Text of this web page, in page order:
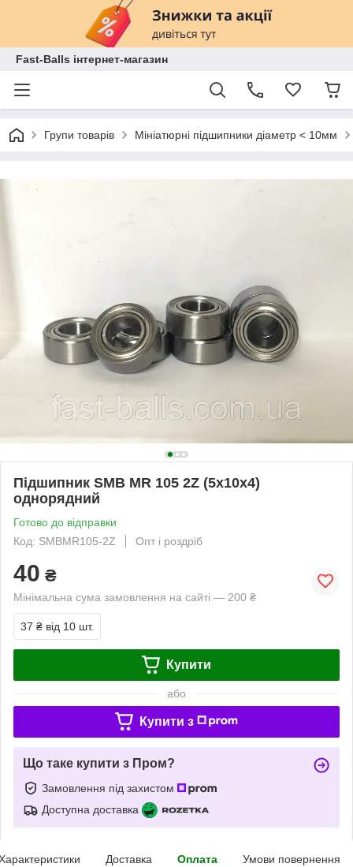
Fast-Balls інтернет-магазин
Групи товарів Мініатюрні підшипники діаметр < 10мм
Підшипник SMB MR 105 2Z (5x10x4)
однорядний
Готово до відправки
Код: SMBMR105-2Z
Опт і роздріб
40 ₴
Мінімальна сума замовлення на сайті — 200 ₴
37 ₴ від 10 шт.
Купити
або
Купити з
Що таке купити з Пром?
Замовлення під захистом
Доступна доставка
Доставка Оплата Умови повернення